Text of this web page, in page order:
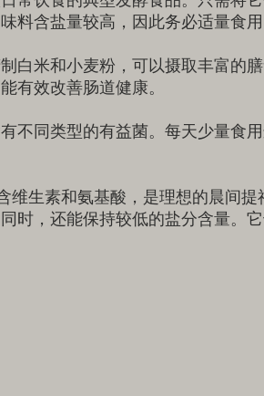
料含盐量较高，因此务必适量食
白米和小麦粉，可以摄取丰富的
有效改善肠道健康。
不同类型的有益菌。每天少量食
维生素和氨基酸，是理想的晨间
时，还能保持较低的盐分含量。